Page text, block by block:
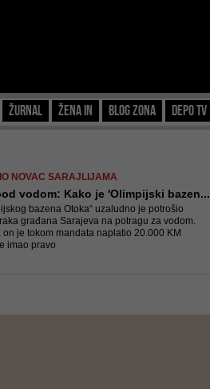
Žurnal Žena IN Blog zona Depo TV
NOVAC SARAJLIJAMA
vodom: Kako je 'Olimpijski bazen...
bazena Otoka“ uzaludno je potrošio
građana Sarajeva na potragu za vodom.
je tokom mandata naplatio 20.000 KM
imao pravo